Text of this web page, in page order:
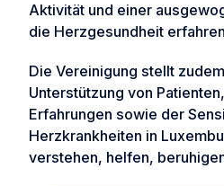
Aktivität und einer
die Herzgesundheit
Die Vereinigung stellt
Unterstützung von
Erfahrungen sowie der
Herzkrankheiten in
verstehen, helfen,